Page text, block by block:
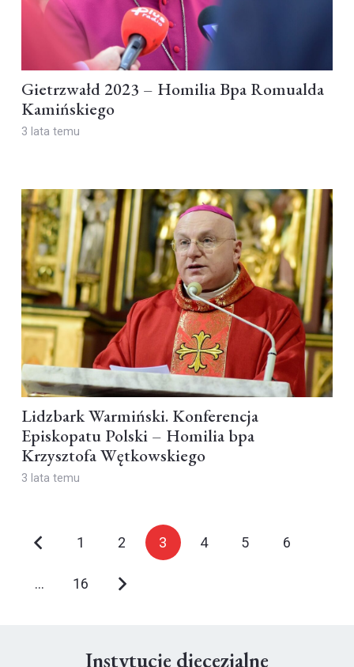
Gietrzwałd 2023 – Homilia Bpa Romualda
Kamińskiego
3 lata temu
Lidzbark Warmiński. Konferencja
Episkopatu Polski – Homilia bpa
Krzysztofa Wętkowskiego
3 lata temu
1 2 3 4 5 6
… 16
Instytucje diecezjalne